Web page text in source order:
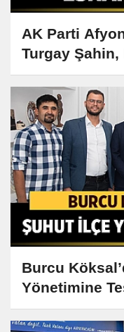
AK Parti
Turgay
Burcu
Yönetimine